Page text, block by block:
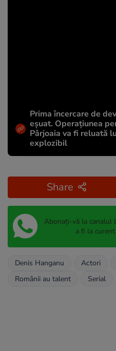
Prima încercare de
eșuat. Operațiunea
Pârjoaia va fi reluată
explozibil
Share
Abonați-vă la canalul
a fi la
Denis Hanganu Actori
Românii au talent
Serial